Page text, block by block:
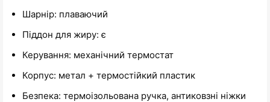
Шарнір: плаваючий
Піддон для жиру: є
Керування: механічний термостат
Корпус: метал + термостійкий пластик
Безпека: термоізольована ручка, антиковзні ніжки